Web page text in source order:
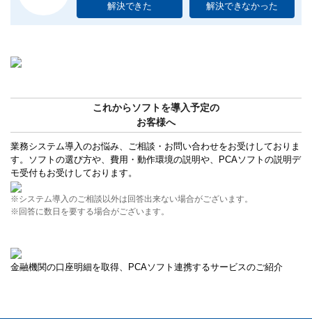
解決できた 解決できなかった
これからソフトを導入予定の
お客様へ
業務システム導入のお悩み、ご相談・お問い合わせをお受けしておりま
す。ソフトの選び方や、費用・動作環境の説明や、PCAソフトの説明デ
モ受付もお受けしております。
※システム導入のご相談以外は回答出来ない場合がございます。
※回答に数日を要する場合がございます。
金融機関の口座明細を取得、PCAソフト連携するサービスのご紹介